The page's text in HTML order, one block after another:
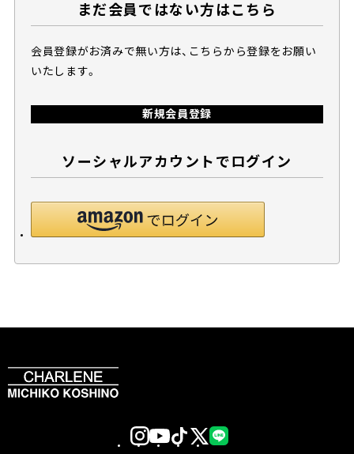
まだ会員ではない方はこちら
会員登録がお済みで無い方は、こちらから登録をお願い
いたします。
新規会員登録
ソーシャルアカウントでログイン